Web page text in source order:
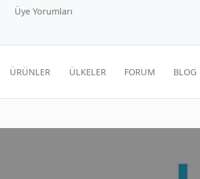
Üye Yorumları
ÜRÜNLER ÜLKELER FORUM BLOG